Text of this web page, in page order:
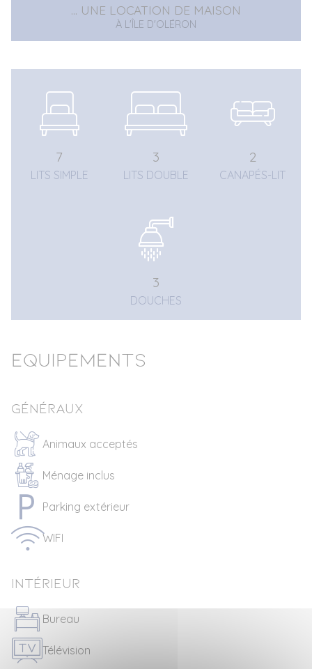
... UNE LOCATION DE MAISON
À L'ÎLE D'OLÉRON
7
LITS SIMPLE
3
LITS DOUBLE
2
CANAPÉS-LIT
3
DOUCHES
Equipements
Généraux
Animaux acceptés
Ménage inclus
Parking extérieur
WIFI
Intérieur
Bureau
Télévision